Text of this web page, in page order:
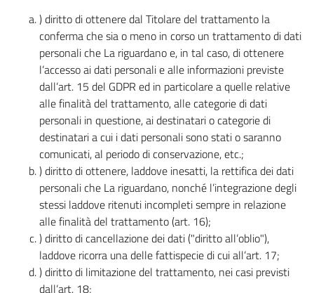
) diritto di ottenere dal Titolare del trattamento la
conferma che sia o meno in corso un trattamento di dati
personali che La riguardano e, in tal caso, di ottenere
l’accesso ai dati personali e alle informazioni previste
dall’art. 15 del GDPR ed in particolare a quelle relative
alle finalità del trattamento, alle categorie di dati
personali in questione, ai destinatari o categorie di
destinatari a cui i dati personali sono stati o saranno
comunicati, al periodo di conservazione, etc.;
) diritto di ottenere, laddove inesatti, la rettifica dei dati
personali che La riguardano, nonché l’integrazione degli
stessi laddove ritenuti incompleti sempre in relazione
alle finalità del trattamento (art. 16);
) diritto di cancellazione dei dati ("diritto all’oblio"),
laddove ricorra una delle fattispecie di cui all’art. 17;
) diritto di limitazione del trattamento, nei casi previsti
dall’art. 18;